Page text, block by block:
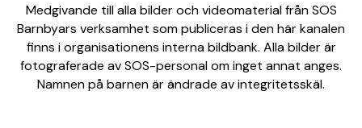
Medgivande till alla bilder och videomaterial från SOS
Barnbyars verksamhet som publiceras i den här kanalen
finns i organisationens interna bildbank. Alla bilder är
fotograferade av SOS-personal om inget annat anges.
Namnen på barnen är ändrade av integritetsskäl.